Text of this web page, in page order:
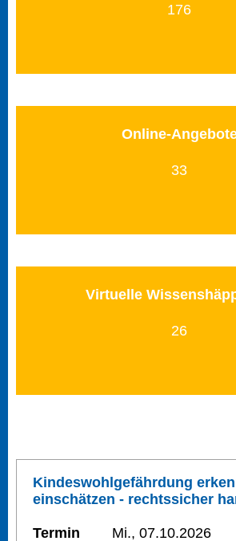
176
Online-
33
Virtuelle
26
Kindeswohlgefährdung
einschätzen - rechtssicher
Termin Mi., 07.10.2026